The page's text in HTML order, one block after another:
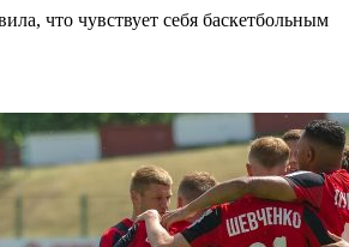
что чувствует себя баскетбольным